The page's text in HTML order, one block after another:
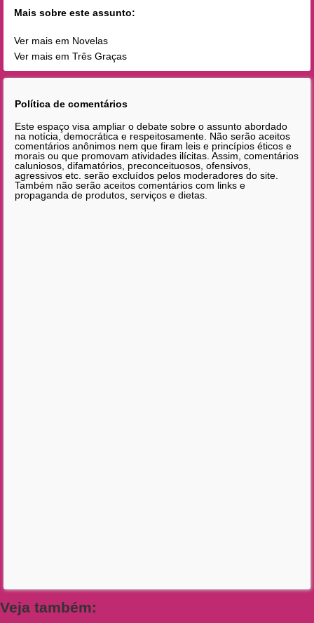
Mais sobre este assunto:
Ver mais em Novelas
Ver mais em Três Graças
Política de comentários
Este espaço visa ampliar o debate sobre o assunto abordado
na notícia, democrática e respeitosamente. Não serão aceitos
comentários anônimos nem que firam leis e princípios éticos e
morais ou que promovam atividades ilícitas. Assim, comentários
caluniosos, difamatórios, preconceituosos, ofensivos,
agressivos etc. serão excluídos pelos moderadores do site.
Também não serão aceitos comentários com links e
propaganda de produtos, serviços e dietas.
Veja também: